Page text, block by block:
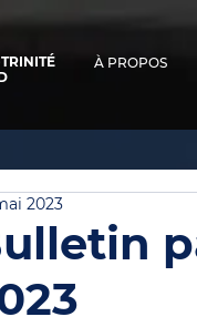
À PROPOS
2023